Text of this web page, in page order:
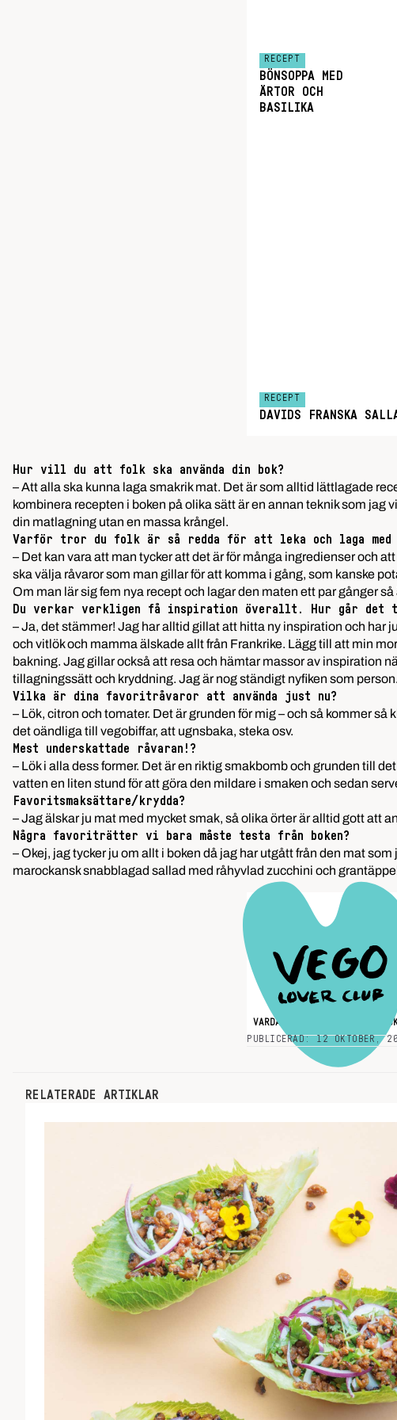
RECEPT
BÖNSOPPA MED
ÄRTOR OCH
BASILIKA
RECEPT
DAVIDS FRANSKA
Hur vill du att folk ska använda din bok?
– Att alla ska kunna laga smakrik mat. Det är som alltid lättlagade
kombinera recepten i boken på olika sätt är en annan teknik som
din matlagning utan en massa krångel.
Varför tror du folk är så redda för att leka och laga med
– Det kan vara att man tycker att det är för många ingredienser och
ska välja råvaror som man gillar för att komma i gång, som kanske
Om man lär sig fem nya recept och lagar den maten ett par gånger
Du verkar verkligen få inspiration överallt. Hur går det
– Ja, det stämmer! Jag har alltid gillat att hitta ny inspiration och har
och vitlök och mamma älskade allt från Frankrike. Lägg till att min
bakning. Jag gillar också att resa och hämtar massor av inspiration
tillagningssätt och kryddning. Jag är nog ständigt nyfiken som person.
Vilka är dina favoritråvaror att använda just nu?
– Lök, citron och tomater. Det är grunden för mig – och så kommer
det oändliga till vegobiffar, att ugnsbaka, steka osv.
Mest underskattade råvaran!?
– Lök i alla dess former. Det är en riktig smakbomb och grunden till
vatten en liten stund för att göra den mildare i smaken och sedan
Favoritsmaksättare/krydda?
– Jag älskar ju mat med mycket smak, så olika örter är alltid gott att
Några favoriträtter vi bara måste testa från boken?
– Okej, jag tycker ju om allt i boken då jag har utgått från den mat
marockansk snabblagad sallad med råhyvlad zucchini och
VARDAGSMAT VEGANSK
PUBLICERAD: 12 OKTOBER,
RELATERADE ARTIKLAR